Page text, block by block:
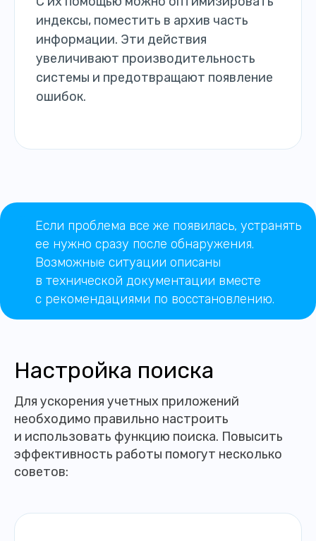
индексы, поместить в архив часть
информации. Эти действия
увеличивают производительность
системы и предотвращают появление
ошибок.
Если проблема все же появилась, устранять
ее нужно сразу после обнаружения.
Возможные ситуации описаны
в технической документации вместе
с рекомендациями по восстановлению.
Настройка поиска
Для ускорения учетных приложений
необходимо правильно настроить
и использовать функцию поиска. Повысить
эффективность работы помогут несколько
советов: